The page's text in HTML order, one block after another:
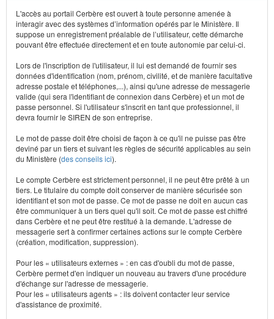
L'accès au portail Cerbère est ouvert à toute personne amenée à
interagir avec des systèmes d’information opérés par le Ministère. Il
suppose un enregistrement préalable de l’utilisateur, cette démarche
pouvant être effectuée directement et en toute autonomie par celui-ci.
Lors de l'inscription de l'utilisateur, il lui est demandé de fournir ses
données d'identification (nom, prénom, civilité, et de manière facultative
adresse postale et téléphones,...), ainsi qu'une adresse de messagerie
valide (qui sera l'identifiant de connexion dans Cerbère) et un mot de
passe personnel. Si l'utilisateur s'inscrit en tant que professionnel, il
devra fournir le SIREN de son entreprise.
Le mot de passe doit être choisi de façon à ce qu'il ne puisse pas être
deviné par un tiers et suivant les règles de sécurité applicables au sein
du Ministère (des conseils ici).
Le compte Cerbère est strictement personnel, il ne peut être prêté à un
tiers. Le titulaire du compte doit conserver de manière sécurisée son
identifiant et son mot de passe. Ce mot de passe ne doit en aucun cas
être communiquer à un tiers quel qu'il soit. Ce mot de passe est chiffré
dans Cerbère et ne peut être restitué à la demande. L'adresse de
messagerie sert à confirmer certaines actions sur le compte Cerbère
(création, modification, suppression).
Pour les « utilisateurs externes » : en cas d'oubli du mot de passe,
Cerbère permet d'en indiquer un nouveau au travers d'une procédure
d'échange sur l'adresse de messagerie.
Pour les « utilisateurs agents » : ils doivent contacter leur service
d'assistance de proximité.